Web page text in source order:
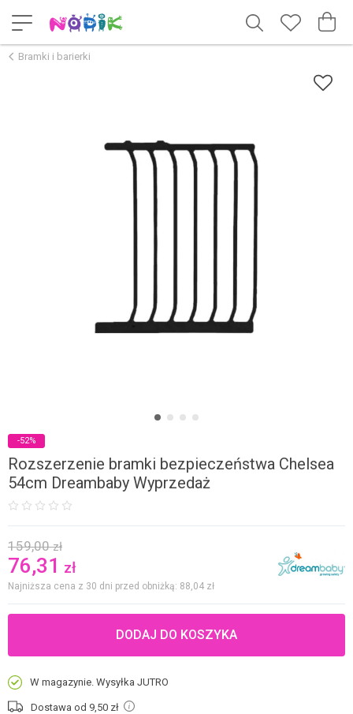
Bramki i barierki
Rozszerzenie bramki bezpieczeństwa Chelsea
54cm Dreambaby Wyprzedaż
159,00zł
76,31 zł
Najniższa cena z 30 dni przed obniżką: 88,04 zł
DODAJ DO KOSZYKA
W magazynie. Wysyłka JUTRO
Dostawa od 9,50 zł
-52%